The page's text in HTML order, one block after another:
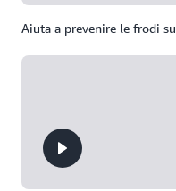
Aiuta a prevenire le frodi